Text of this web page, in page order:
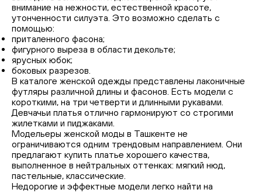
внимание на нежности, естественной красоте,
утонченности силуэта. Это возможно сделать с
помощью:
приталенного фасона;
фигурного выреза в области декольте;
ярусных юбок;
боковых разрезов.
В каталоге женской одежды представлены лаконичные
футляры различной длины и фасонов. Есть модели с
короткими, на три четверти и длинными рукавами.
Девчачьи платья отлично гармонируют со строгими
жилетками и пиджаками.
Модельеры женской моды в Ташкенте не
ограничиваются одним трендовым направлением. Они
предлагают купить платье хорошего качества,
выполненное в нейтральных оттенках: мягкий нюд,
пастельные, классические.
Недорогие и эффектные модели легко найти на